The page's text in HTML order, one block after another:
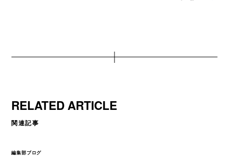
RELATED ARTICLE
関連記事
編集部ブログ